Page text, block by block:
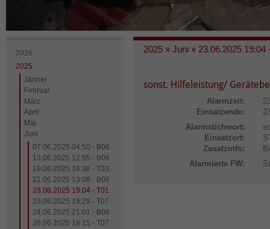
2026
2025
Jänner
Februar
März
April
Mai
Juni
07.06.2025 04:50 - B06
13.06.2025 12:55 - B06
19.06.2025 16:36 - T03
21.06.2025 13:08 - B06
23.06.2025 19:04 - T01
23.06.2025 19:29 - T07
24.06.2025 21:01 - B06
26.06.2025 18:15 - T07
2025 » Juni » 23.06.2025 19:04
sonst. Hilfeleistung/
Alarmzeit:
Einsatzende:
Alarmstichwort:
Einsatzort:
Zusatzinfo:
Alarmierte FW: